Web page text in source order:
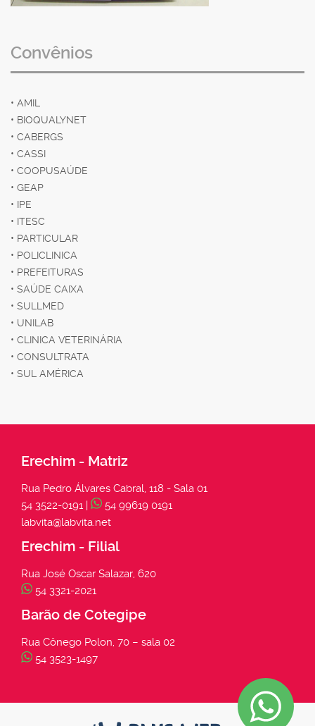
Convênios
• AMIL
• BIOQUALYNET
• CABERGS
• CASSI
• COOPUSAÚDE
• GEAP
• IPE
• ITESC
• PARTICULAR
• POLICLINICA
• PREFEITURAS
• SAÚDE CAIXA
• SULLMED
• UNILAB
• CLINICA VETERINÁRIA
• CONSULTRATA
• SUL AMÉRICA
Erechim - Matriz
Rua Pedro Álvares Cabral, 118 - Sala 01
54 3522-0191 |
54 99619 0191
labvita@labvita.net
Erechim - Filial
Rua José Oscar Salazar, 620
54 3321-2021
Barão de Cotegipe
Rua Cônego Polon, 70 – sala 02
54 3523-1497